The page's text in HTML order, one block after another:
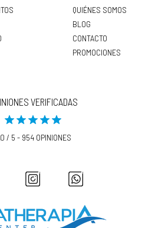
QUIÉNES SOMOS
BLOG
CONTACTO
PROMOCIONES
VERIFICADAS
/ 5 - 954 OPINIONES